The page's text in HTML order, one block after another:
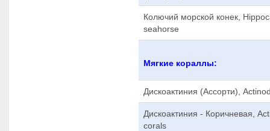
Колючий морской конек,
seahorse
Мягкие кораллы:
Дискоактиния (Ассорти),
Дискоактиния - Коричневая,
corals